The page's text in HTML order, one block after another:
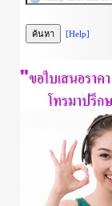
[Help]